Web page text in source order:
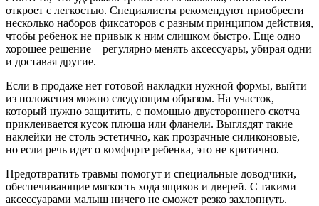
откроет с легкостью. Специалисты рекомендуют приобрести
несколько наборов фиксаторов с разным принципом действия,
чтобы ребенок не привык к ним слишком быстро. Еще одно
хорошее решение – регулярно менять аксессуары, убирая одни
и доставая другие.
Если в продаже нет готовой накладки нужной формы, выйти
из положения можно следующим образом. На участок,
который нужно защитить, с помощью двустороннего скотча
приклеивается кусок плюша или фланели. Выглядят такие
наклейки не столь эстетично, как прозрачные силиконовые,
но если речь идет о комфорте ребенка, это не критично.
Предотвратить травмы помогут и специальные доводчики,
обеспечивающие мягкость хода ящиков и дверей. С такими
аксессуарами малыш ничего не сможет резко захлопнуть.